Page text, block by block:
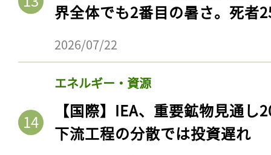
界全体でも2番目の暑さ。死者
2026/07/22
エネルギー・資源
【国際】IEA、重要鉱物見通
下流工程の分散では投資遅れ
会員登録